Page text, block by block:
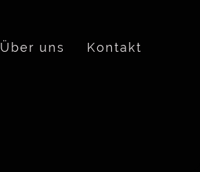
Über uns Kontakt